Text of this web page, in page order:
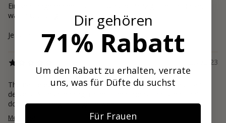
Ein sehr angenehmer Duft. Frisch und minzig. Die Haltbarkeit
war in Ordnung.
Jessica
25/02/23
The name evokes more excitement and smokey vibes than it
delivers. A fresh leaning, rather one dimensional scent that
doesn’t last long. Enough to wea...
Mehr lesen
Dir gehören
71% Rabatt
Um den Rabatt zu erhalten, verrate
uns, was für Düfte du suchst
Für Frauen